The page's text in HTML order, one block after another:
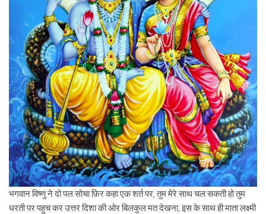
भगवान विष्णु ने दो पल सोचा फ़िर कहा एक शर्त पर, तुम मेरे साथ चल सकती हो तुम
धरती पर पहुच कर उत्तर दिशा की ओर बिलकुल मत देखना, इस के साथ ही माता लक्ष्मी